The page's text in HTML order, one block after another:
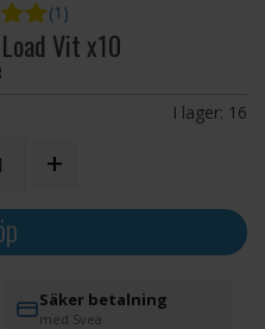
(1)
Vit x10
I lager: 16
+
Säker betalning
med Svea